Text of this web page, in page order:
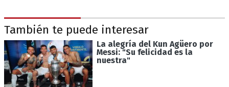
También te puede interesar
La alegría del Kun Agüero por
Messi: "Su felicidad es la
nuestra"